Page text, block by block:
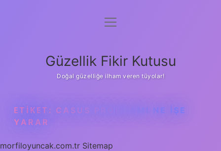
Anasayfa
Yasal Uyarı
menüyü
Güzellik Fikir Kutusu
Doğal güzelliğe ilham veren tüyolar!
ETIKET: CASUS PROGRAMI NE IŞE
YARAR
morfiloyuncak.com.tr Sitemap